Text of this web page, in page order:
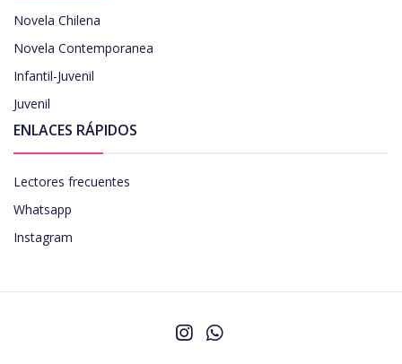
Novela Chilena
Novela Contemporanea
Infantil-Juvenil
Juvenil
ENLACES RÁPIDOS
Lectores frecuentes
Whatsapp
Instagram